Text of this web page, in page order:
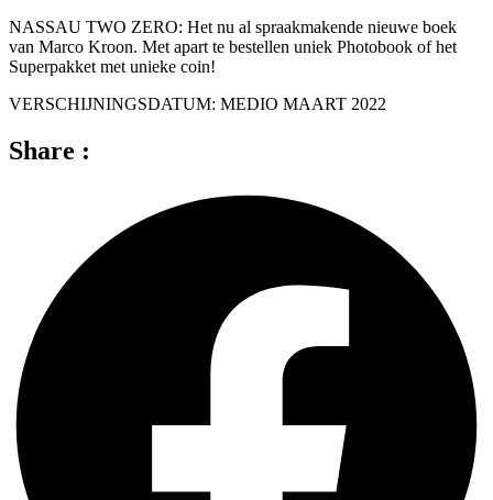
NASSAU TWO ZERO: Het nu al spraakmakende nieuwe boek
van Marco Kroon. Met apart te bestellen uniek Photobook of het
Superpakket met unieke coin!
VERSCHIJNINGSDATUM: MEDIO MAART 2022
Share :